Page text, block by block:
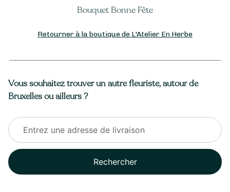
Bouquet Bonne Fête
Retourner à la boutique de L'Atelier En Herbe
Vous souhaitez trouver un autre fleuriste, autour de
Bruxelles ou ailleurs ?
Rechercher